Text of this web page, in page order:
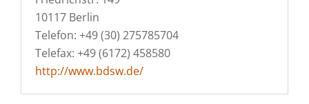
10117 Berlin
Telefon: +49 (30) 275785704
Telefax: +49 (6172) 458580
http://www.bdsw.de/